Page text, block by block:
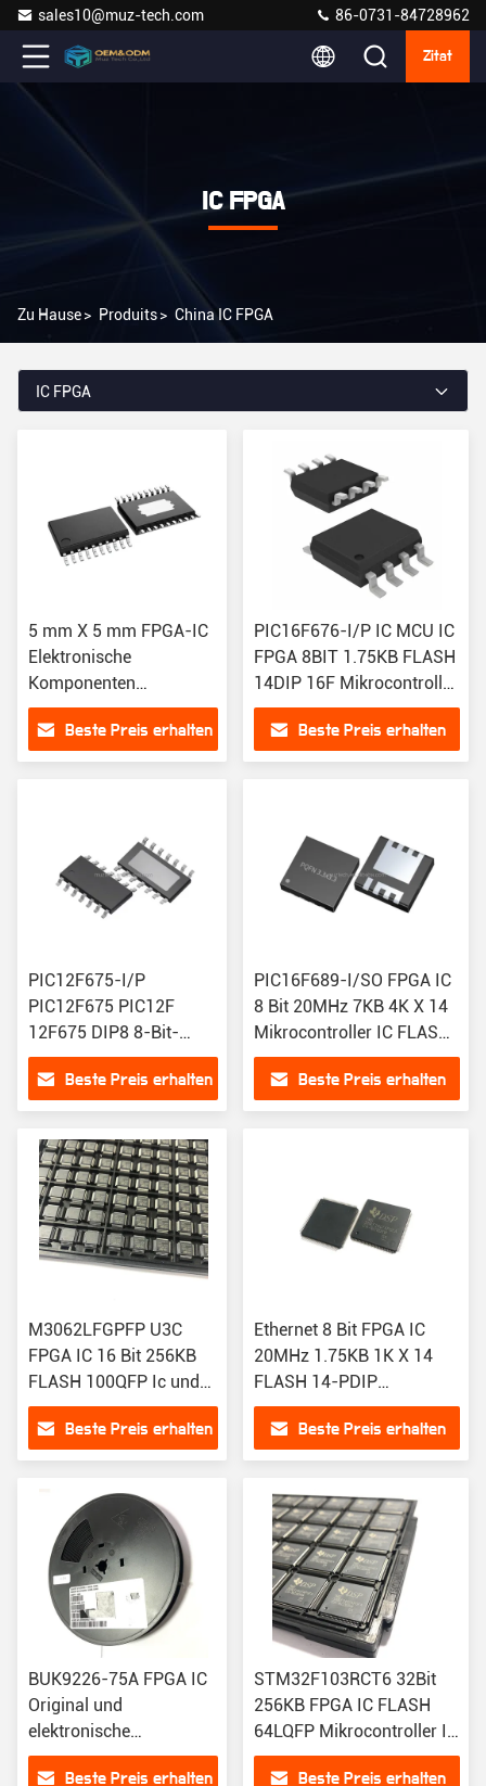
sales10@muz-tech.com 86-0731-84728962
Zitat
IC FPGA
Zu Hause> Produits> China IC FPGA
IC FPGA
5 mm X 5 mm FPGA-IC
Elektronische
Komponenten
REF5025AIDR IC-Chip
Beste Preis erhalten
PIC16F676-I/P IC MCU IC
FPGA 8BIT 1.75KB FLASH
14DIP 16F Mikrocontroller
IC 20MHz 1.75KB (1K X
14) FLASH 14-PDIP
Beste Preis erhalten
PIC12F675-I/P
PIC12F675 PIC12F
12F675 DIP8 8-Bit-
Flashspeicher
Mikrocontroller Ethernet
Beste Preis erhalten
PIC16F689-I/SO FPGA IC
8 Bit 20MHz 7KB 4K X 14
Mikrocontroller IC FLASH
20SOIC 16F
Beste Preis erhalten
M3062LFGPFP U3C
FPGA IC 16 Bit 256KB
FLASH 100QFP Ic und
Mikrocontroller für die
Datenverarbeitung
Beste Preis erhalten
Ethernet 8 Bit FPGA IC
20MHz 1.75KB 1K X 14
FLASH 14-PDIP
Mikrocontroller IC für
PIC16F676-I/P
Beste Preis erhalten
BUK9226-75A FPGA IC
Original und
elektronische
Komponente für
Beste Preis erhalten
STM32F103RCT6 32Bit
256KB FPGA IC FLASH
64LQFP Mikrocontroller IC
mit flexibler Anbindung
Beste Preis erhalten